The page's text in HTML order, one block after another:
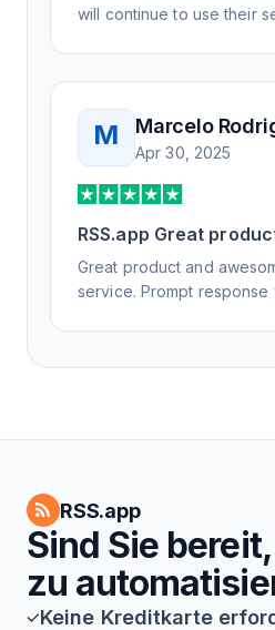
will continue to use their
M Marcelo
Apr 30, 2025
RSS.app Great
Great product and
service. Prompt response
RSS.app
Sind Sie
zu
Keine Kreditkarte